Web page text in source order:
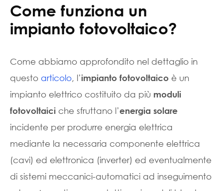
Come funziona un
impianto fotovoltaico?
Come abbiamo approfondito nel dettaglio in
questo articolo, l’impianto fotovoltaico è un
impianto elettrico costituito da più moduli
fotovoltaici che sfruttano l’energia solare
incidente per produrre energia elettrica
mediante la necessaria componente elettrica
(cavi) ed elettronica (inverter) ed eventualmente
di sistemi meccanici-automatici ad inseguimento